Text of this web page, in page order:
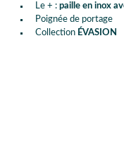
Le + : paille en inox
Poignée de portage
Collection ÉVASION